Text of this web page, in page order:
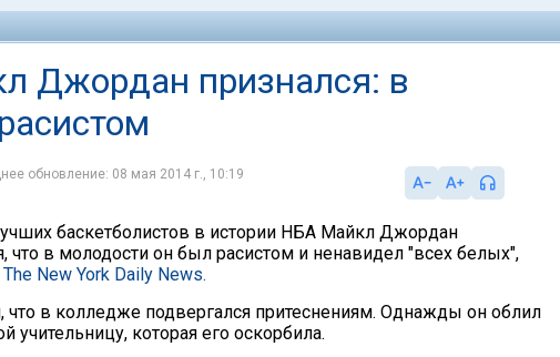
Джордан признался: в
обновление: 08 мая 2014 г., 10:19
баскетболистов в истории НБА Майкл Джордан
что в молодости он был расистом и ненавидел "всех белых",
The New York Daily News.
что в колледже подвергался притеснениям. Однажды он облил
учительницу, которая его оскорбила.